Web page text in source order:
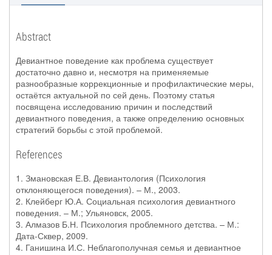
Abstract
Девиантное поведение как проблема существует
достаточно давно и, несмотря на применяемые
разнообразные коррекционные и профилактические меры,
остаётся актуальной по сей день. Поэтому статья
посвящена исследованию причин и последствий
девиантного поведения, а также определению основных
стратегий борьбы с этой проблемой.
References
1. Змановская Е.В. Девиантология (Психология
отклоняющегося поведения). – М., 2003.
2. Клейберг Ю.А. Социальная психология девиантного
поведения. – М.; Ульяновск, 2005.
3. Алмазов Б.Н. Психология проблемного детства. – М.:
Дата-Сквер, 2009.
4. Ганишина И.С. Неблагополучная семья и девиантное